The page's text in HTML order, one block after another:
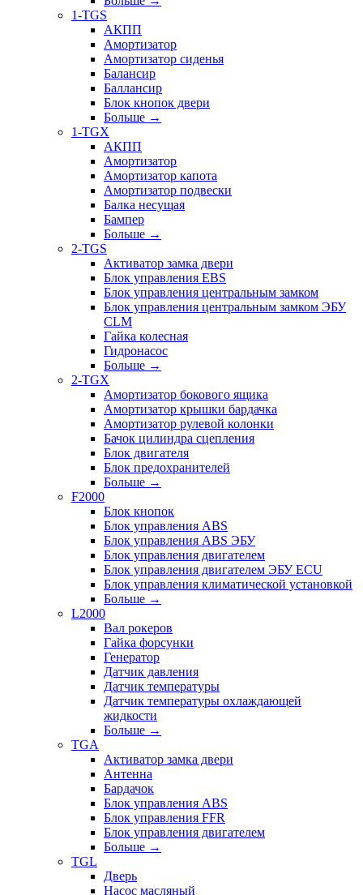
1-TGS
АКПП
Амортизатор
Амортизатор сиденья
Балансир
Баллансир
Блок кнопок двери
Больше →
1-TGX
АКПП
Амортизатор
Амортизатор капота
Амортизатор подвески
Балка несущая
Бампер
Больше →
2-TGS
Активатор замка двери
Блок управления EBS
Блок управления центральным замком
Блок управления центральным замком ЭБУ
CLM
Гайка колесная
Гидронасос
Больше →
2-TGX
Амортизатор бокового ящика
Амортизатор крышки бардачка
Амортизатор рулевой колонки
Бачок цилиндра сцепления
Блок двигателя
Блок предохранителей
Больше →
F2000
Блок кнопок
Блок управления ABS
Блок управления ABS ЭБУ
Блок управления двигателем
Блок управления двигателем ЭБУ ECU
Блок управления климатической установкой
Больше →
L2000
Вал рокеров
Гайка форсунки
Генератор
Датчик давления
Датчик температуры
Датчик температуры охлаждающей
жидкости
Больше →
TGA
Активатор замка двери
Антенна
Бардачок
Блок управления ABS
Блок управления FFR
Блок управления двигателем
Больше →
TGL
Дверь
Насос масляный